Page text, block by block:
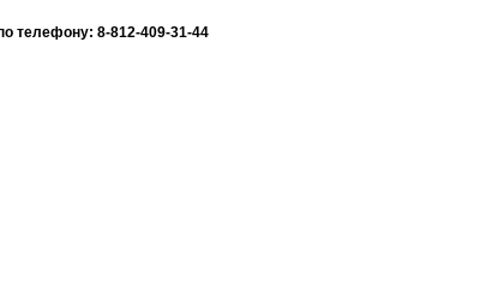
телефону: 8-812-409-31-44